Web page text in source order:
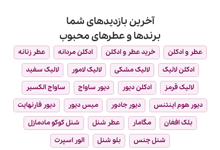
آخرین بازدیدهای شما
برندها و عطرهای محبوب
عطر و ادکلن خرید عطر و ادکلن ادکلن مردانه
عطر زنانه
ادکلن لالیک
لالیک مشکی لالیک لامور
لالیک سفید
لالیک قرمز
ادکلن دیور دیور ساواج
ساواج الکسیر
دیور هوم اینتنس
دیور جادور میس دیور
دیور فارنهایت
بلک افغان
مگامار عطر شنل
شنل کوکو مادمازل
شنل چنس
بلو شنل الور اسپرت